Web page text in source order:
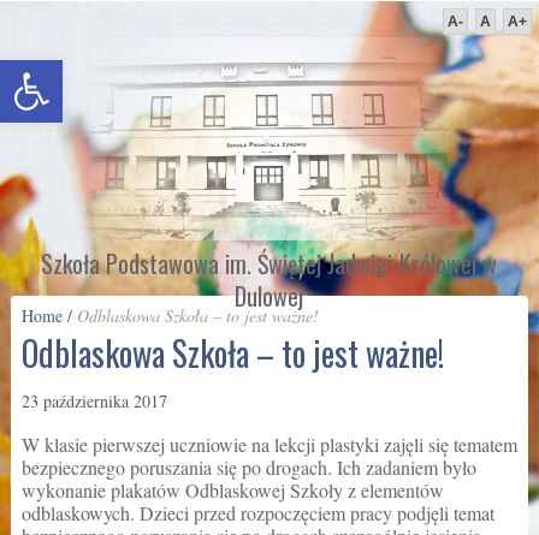
Otwórz pasek narzędzi
A- A A+
Szkoła Podstawowa im. Świętej Jadwigi-Królowej w
Dulowej
Home / Odblaskowa Szkoła – to jest ważne!
Odblaskowa Szkoła – to jest ważne!
23 października 2017
W klasie pierwszej uczniowie na lekcji plastyki zajęli się tematem
bezpiecznego poruszania się po drogach. Ich zadaniem było
wykonanie plakatów Odblaskowej Szkoły z elementów
odblaskowych. Dzieci przed rozpoczęciem pracy podjęli temat